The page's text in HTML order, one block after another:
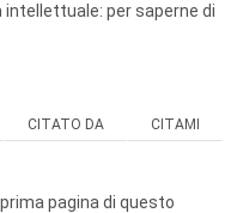
intellettuale: per saperne di
CITATO DA CITAMI
pagina di questo